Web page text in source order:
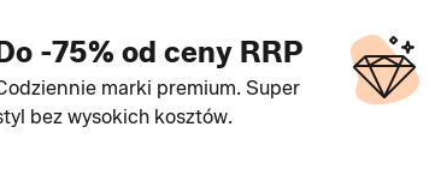
-75% od ceny RRP
marki premium. Super
bez wysokich kosztów.